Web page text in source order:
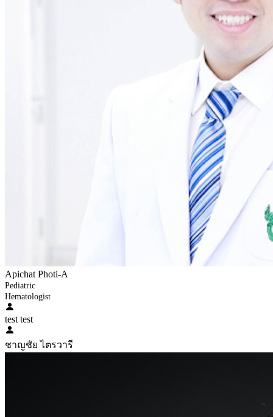
Apichat Photi-A
Pediatric
Hematologist
test test
ชาญชัย ไตรวารี